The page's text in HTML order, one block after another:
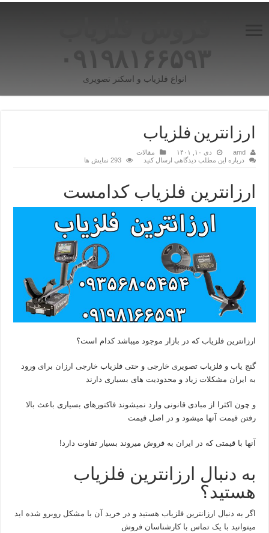
۰۹۱۹۸۱۶۶۵۹۳
انواع فلزیاب و اسکنر تصویری
ارزانترین فلزیاب
amd دی ۱۰, ۱۴۰۱
مقالات
درباره این مطلب دیدگاهی ارسال کنید
293 نمایش ها
ارزانترین فلزیاب کدامست
ارزانترین فلزیاب که در بازار موجود میباشد کدام است؟
گنج یاب و فلزیاب تصویری خارجی و حتی فلزیاب خارجی ارزان برای ورود
به ایران مشکلات زیاد و محدودیت های بسیاری دارند
و چون اکثرا از مبادی قانونی وارد نمیشوند فاکتورهای بسیاری باعث بالا
رفتن قیمت آنها میشود و در اصل قیمت
آنها با قیمتی که در ایران به فروش میروند بسیار تفاوت دارد!
به دنبال ارزانترین فلزیاب
هستید؟
اگر به دنبال ارزانترین فلزیاب هستید و در خرید آن با مشکل روبرو شده اید
میتوانید با یک تماس با کارشناسان فروش